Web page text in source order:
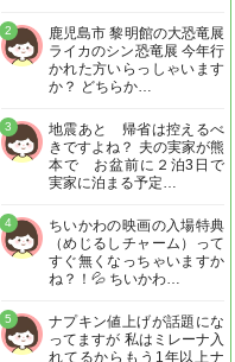
鹿児島市 黎明館の大恐竜展
ライカのシン恐竜展 今年行
かれた方いらっしゃいます
か？ どちらか…
2
地震あと 帰省は控えるべ
きですよね？ 夫の実家が熊
本で お盆前に２泊3日で
実家に泊まる予定…
3
ちいかわの映画の入場特典
（めじるしチャーム）って
すぐ無くなっちゃいますか
ね？！💦 ちいかわ…
4
ナプキン値上げが話題にな
ってますが 私はミレーナ入
れてるからもう1年以上ナ
5